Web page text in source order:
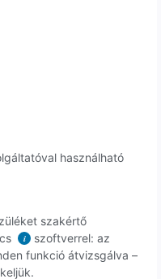
használható
szakértő
i
szoftverrel: az
funkció átvizsgálva –